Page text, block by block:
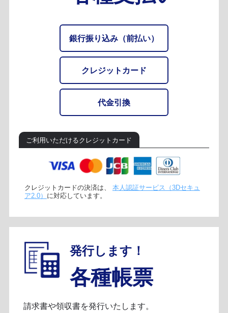
銀行振り込み（前払い）
クレジットカード
代金引換
ご利用いただけるクレジットカード
クレジットカードの決済は、 本人認証サービス（3Dセキュ
ア2.0） に対応しています。
発行します！
各種帳票
請求書や領収書を発行いたします。